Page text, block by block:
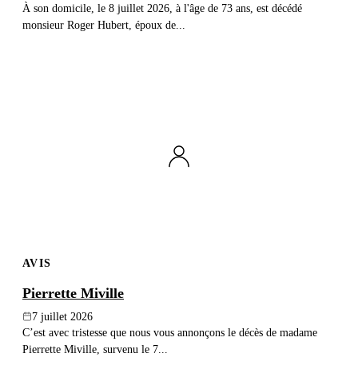
À son domicile, le 8 juillet 2026, à l'âge de 73 ans, est décédé
monsieur Roger Hubert, époux de...
AVIS
Pierrette Miville
7 juillet 2026
C’est avec tristesse que nous vous annonçons le décès de madame
Pierrette Miville, survenu le 7...